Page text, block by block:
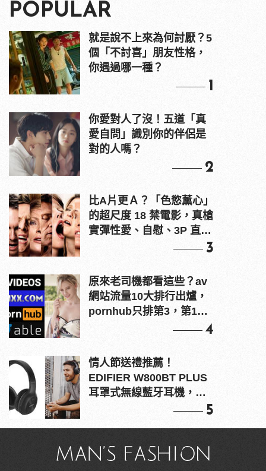
POPULAR
就是說不上來為何討厭？5
個「不討喜」朋友性格，
你遇過哪一種？
1
你愛對人了沒！五道「真
愛自問」識別你的伴侶是
對的人嗎？
2
比A片更Ａ？「色慾薰心」
的超尺度 18 禁電影，真槍
實彈性愛、自慰、3P 直接
3
原來老司機都看這些？av
網站流量10大排行出爐，
pornhub只排第3，第1名
4
情人節送禮推薦！
EDIFIER W800BT PLUS
耳罩式無線藍牙耳機，在
5